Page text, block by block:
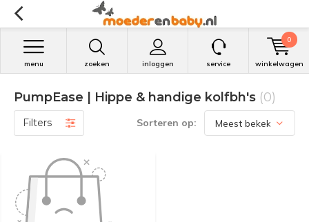
zoeken inloggen
menu service winkelwagen
0
PumpEase | Hippe & handige kolfbh's (0)
Filters Sorteren op: